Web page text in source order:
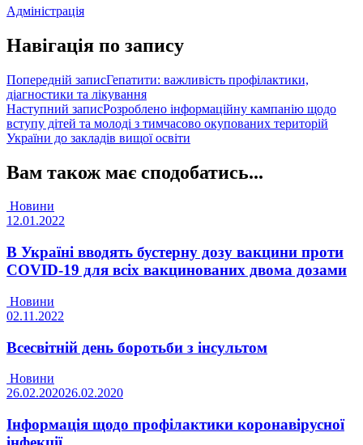
Адміністрація
Навігація по запису
Попередній записГепатити: важливість профілактики,
діагностики та лікування
Наступний записРозроблено інформаційну кампанію щодо
вступу дітей та молоді з тимчасово окупованих територій
України до закладів вищої освіти
Вам також має сподобатись...
Новини
12.01.2022
В Україні вводять бустерну дозу вакцини проти
COVID-19 для всіх вакцинованих двома дозами
Новини
02.11.2022
Всесвітній день боротьби з інсультом
Новини
26.02.202026.02.2020
Інформація щодо профілактики коронавірусної